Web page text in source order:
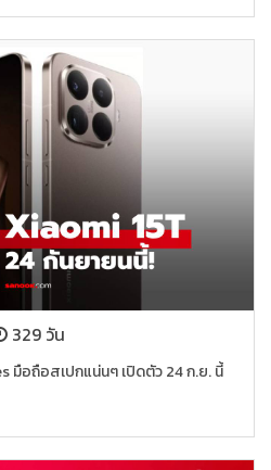
329 วัน
มือถือสเปกแน่นๆ เปิดตัว 24 ก.ย. นี้